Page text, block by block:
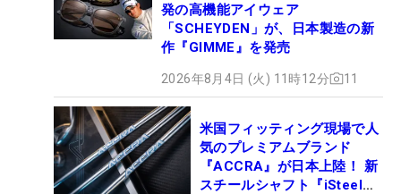
発の高機能アイウェア
「SCHEYDEN」が、日本製造の新
作『GIMME』を発売
2026年8月4日 (火) 11時12分 11
米国フィッティング現場で人
気のプレミアムブランド
『ACCRA』が日本上陸！ 新
スチールシャフト『iSteel